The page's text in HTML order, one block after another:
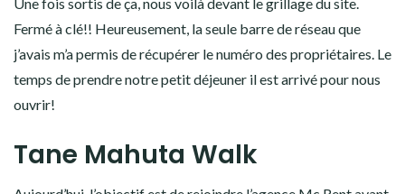
Temps de route total:environ 4h
Jour 4: Route vers le sud